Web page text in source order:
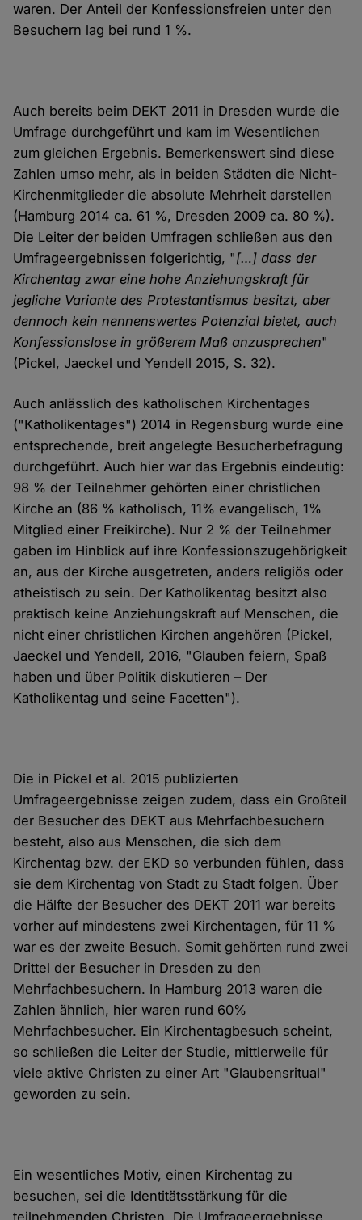
waren. Der Anteil der Konfessionsfreien unter den
Besuchern lag bei rund 1 %.
Auch bereits beim DEKT 2011 in Dresden wurde die
Umfrage durchgeführt und kam im Wesentlichen
zum gleichen Ergebnis. Bemerkenswert sind diese
Zahlen umso mehr, als in beiden Städten die Nicht-
Kirchenmitglieder die absolute Mehrheit darstellen
(Hamburg 2014 ca. 61 %, Dresden 2009 ca. 80 %).
Die Leiter der beiden Umfragen schließen aus den
Umfrageergebnissen folgerichtig, "[…] dass der
Kirchentag zwar eine hohe Anziehungskraft für
jegliche Variante des Protestantismus besitzt, aber
dennoch kein nennenswertes Potenzial bietet, auch
Konfessionslose in größerem Maß anzusprechen"
(Pickel, Jaeckel und Yendell 2015, S. 32).
Auch anlässlich des katholischen Kirchentages
("Katholikentages") 2014 in Regensburg wurde eine
entsprechende, breit angelegte Besucherbefragung
durchgeführt. Auch hier war das Ergebnis eindeutig:
98 % der Teilnehmer gehörten einer christlichen
Kirche an (86 % katholisch, 11% evangelisch, 1%
Mitglied einer Freikirche). Nur 2 % der Teilnehmer
gaben im Hinblick auf ihre Konfessionszugehörigkeit
an, aus der Kirche ausgetreten, anders religiös oder
atheistisch zu sein. Der Katholikentag besitzt also
praktisch keine Anziehungskraft auf Menschen, die
nicht einer christlichen Kirchen angehören (Pickel,
Jaeckel und Yendell, 2016, "Glauben feiern, Spaß
haben und über Politik diskutieren – Der
Katholikentag und seine Facetten").
Die in Pickel et al. 2015 publizierten
Umfrageergebnisse zeigen zudem, dass ein Großteil
der Besucher des DEKT aus Mehrfachbesuchern
besteht, also aus Menschen, die sich dem
Kirchentag bzw. der EKD so verbunden fühlen, dass
sie dem Kirchentag von Stadt zu Stadt folgen. Über
die Hälfte der Besucher des DEKT 2011 war bereits
vorher auf mindestens zwei Kirchentagen, für 11 %
war es der zweite Besuch. Somit gehörten rund zwei
Drittel der Besucher in Dresden zu den
Mehrfachbesuchern. In Hamburg 2013 waren die
Zahlen ähnlich, hier waren rund 60%
Mehrfachbesucher. Ein Kirchentagbesuch scheint,
so schließen die Leiter der Studie, mittlerweile für
viele aktive Christen zu einer Art "Glaubensritual"
geworden zu sein.
Ein wesentliches Motiv, einen Kirchentag zu
besuchen, sei die Identitätsstärkung für die